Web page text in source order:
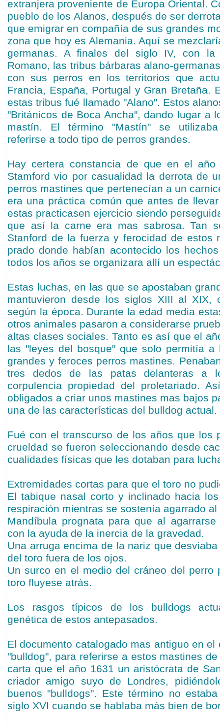
extranjera proveniente de Europa Oriental.
pueblo de los Alanos, después de ser
que emigrar en compañía de sus grandes
zona que hoy es Alemania. Aquí se
germanas. A finales del siglo IV, con la
Romano, las tribus bárbaras alano-
con sus perros en los territorios que
Francia, España, Portugal y Gran Bretaña.
estas tribus fué llamado "Alano". Estos
"Británicos de Boca Ancha", dando lugar a
mastín. El término "Mastín" se
referirse a todo tipo de perros grandes.
Hay certera constancia de que en el
Stamford vio por casualidad la derrota de
perros mastines que pertenecían a un
era una práctica común que antes de
estas practicasen ejercicio siendo
que así la carne era mas sabrosa. Tan
Stanford de la fuerza y ferocidad de estos
prado donde habían acontecido los
todos los años se organizara allí un
Estas luchas, en las que se apostaban
mantuvieron desde los siglos XIII al XIX,
según la época. Durante la edad media
otros animales pasaron a considerarse
altas clases sociales. Tanto es así que el
las "leyes del bosque" que solo permitía a
grandes y feroces perros mastines.
tres dedos de las patas delanteras a
corpulencia propiedad del proletariado.
obligados a criar unos mastines mas bajos
una de las características del bulldog actual.
Fué con el transcurso de los años que los
crueldad se fueron seleccionando desde
cualidades físicas que les dotaban para
Extremidades cortas para que el toro no
El tabique nasal corto y inclinado hacia
respiración mientras se sostenía agarrado
Mandíbula prognata para que al
con la ayuda de la inercia de la gravedad.
Una arruga encima de la nariz que
del toro fuera de los ojos.
Un surco en el medio del cráneo del perro
toro fluyese atrás.
Los rasgos típicos de los bulldogs
genética de estos antepasados.
El documento catalogado mas antiguo en
"bulldog", para referirse a estos mastines
carta que el año 1631 un aristócrata de
criador amigo suyo de Londres,
buenos "bulldogs". Este término no
siglo XVI cuando se hablaba más bien de